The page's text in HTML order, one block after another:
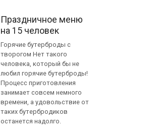
Праздничное меню
на 15 человек
Горячие бутерброды с
творогом Нет такого
человека, который бы не
любил горячие бутерброды!
Процесс приготовления
занимает совсем немного
времени, а удовольствие от
таких бутербродиков
останется надолго.